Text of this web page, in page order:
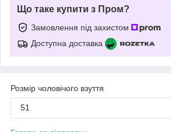
Що таке купити з Пром?
Замовлення під захистом
Доступна доставка
Розмір чоловічого взуття
51